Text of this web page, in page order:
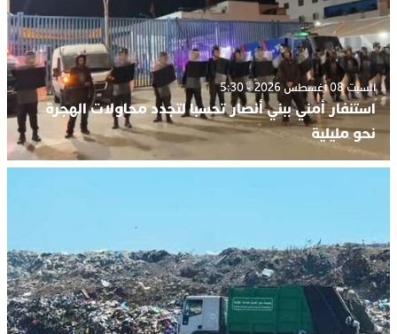
السبت 08 أغسطس 2026 - 5:30
استنفار أمني ببني أنصار تحسبا لتجدد محاولات الهجرة
نحو مليلية